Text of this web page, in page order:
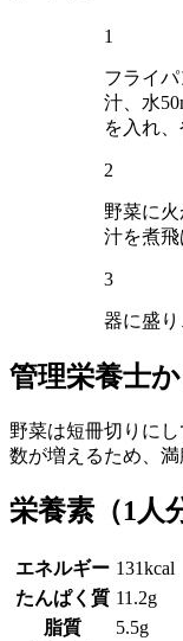
1
フライ
汁、水
を入れ
2
野菜に
汁を煮飛
3
器に盛り
管理栄養士
野菜は短冊切りに
数が増えるため、満
栄養素 （1人
エネルギー 131kcal
たんぱく質 11.2g
脂質
5.5g